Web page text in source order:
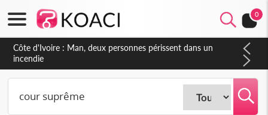
0
Côte d'Ivoire : Séileu, la célébration de la fête nationale
transformée en vaste campagne contre les produits
dépigmentants dangereux